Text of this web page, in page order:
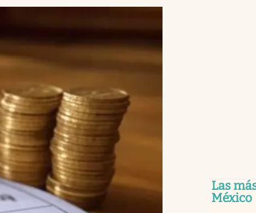
Las
México